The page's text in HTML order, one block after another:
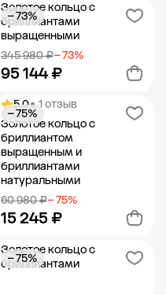
Добавить в корзину
Золотое кольцо с
бриллиантами
выращенными
345 980 ₽− 73%
95 144 ₽
− 73%
Добавить в корзину
5.0• 1 отзыв
Золотое кольцо с
бриллиантом
выращенным и
бриллиантами
натуральными
60 980 ₽− 75%
15 245 ₽
− 75%
Добавить в корзину
Золотое кольцо с
бриллиантами
− 75%